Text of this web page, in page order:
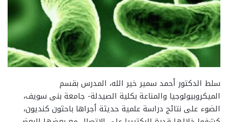
سلط الدكتور أحمد سمير خير الله، المدرس بقسم
الميكروبيولوجيا والمناعة بكلية الصيدلة- جامعة بنى سويف،
الضوء على نتائج دراسة علمية حديثة أجراها باحثون كنديون،